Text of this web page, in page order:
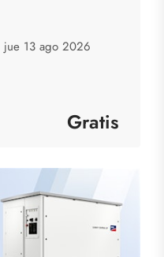
jue 13 ago 2026
Gratis